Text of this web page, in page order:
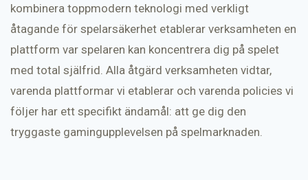
kombinera toppmodern teknologi med verkligt
åtagande för spelarsäkerhet etablerar verksamheten en
plattform var spelaren kan koncentrera dig på spelet
med total själfrid. Alla åtgärd verksamheten vidtar,
varenda plattformar vi etablerar och varenda policies vi
följer har ett specifikt ändamål: att ge dig den
tryggaste gamingupplevelsen på spelmarknaden.